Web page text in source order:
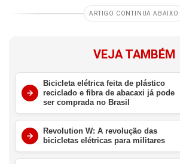
ARTIGO CONTINUA ABAIXO
VEJA TAMBÉM
Bicicleta elétrica feita de plástico
reciclado e fibra de abacaxi já pode
ser comprada no Brasil
Revolution W: A revolução das
bicicletas elétricas para militares